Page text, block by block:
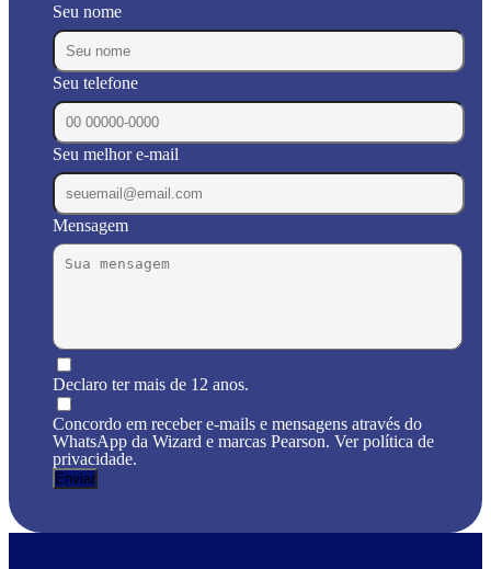
Seu nome
Seu telefone
Seu melhor e-mail
Mensagem
Declaro ter mais de 12 anos.
Concordo em receber e-mails e mensagens através do
WhatsApp da Wizard e marcas Pearson. Ver política de
privacidade.